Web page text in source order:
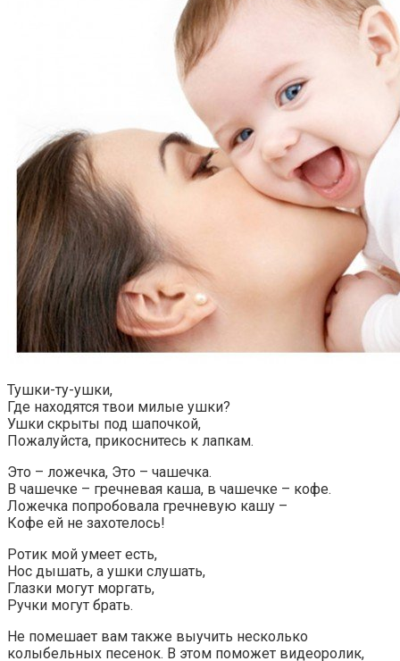
Тушки-ту-ушки,
Где находятся твои милые ушки?
Ушки скрыты под шапочкой,
Пожалуйста, прикоснитесь к лапкам.
Это – ложечка, Это – чашечка.
В чашечке – гречневая каша, в чашечке – кофе.
Ложечка попробовала гречневую кашу –
Кофе ей не захотелось!
Ротик мой умеет есть,
Нос дышать, а ушки слушать,
Глазки могут моргать,
Ручки могут брать.
Не помешает вам также выучить несколько
колыбельных песенок. В этом поможет видеоролик,